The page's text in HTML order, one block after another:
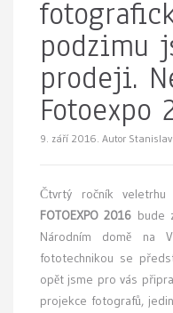
podzimu
prodeji.
Fotoexpo
9. září 2016. Autor
Čtvrtý ročník
FOTOEXPO 2016 bude
Národním domě na
fototechnikou se
opět jsme pro vás
projekce fotografů,